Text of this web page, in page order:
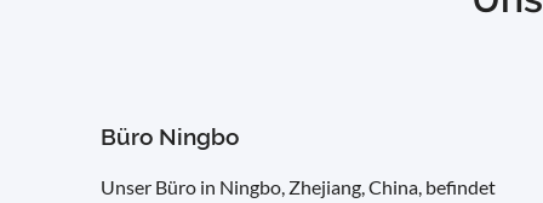
Büro Ningbo
Unser Büro in Ningbo, Zhejiang, China, befindet